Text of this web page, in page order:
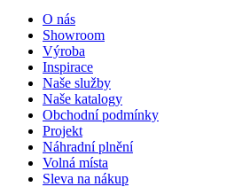
O nás
Showroom
Výroba
Inspirace
Naše služby
Naše katalogy
Obchodní podmínky
Projekt
Náhradní plnění
Volná místa
Sleva na nákup